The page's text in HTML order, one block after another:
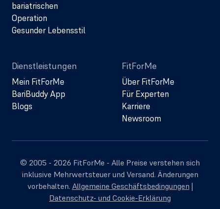
bariatrischen
Operation
Gesunder Lebensstil
Dienstleistungen
Mein FitForMe
BariBuddy App
Blogs
FitForMe
Über FitForMe
Für Experten
Karriere
Newsroom
© 2005 - 2026 FitForMe - Alle Preise verstehen sich
inklusive Mehrwertsteuer und Versand. Änderungen
vorbehalten. Allgemeine Geschäftsbedingungen |
Datenschutz- und Cookie-Erklärung